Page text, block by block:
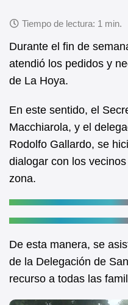
c
e
b
o
o
k
at
s
A
p
Durante el fin de
atendió los pedidos y
de La Hoya.
En este sentido, el
Macchiarola, y el
Rodolfo Gallardo, se
dialogar con los
zona.
De esta manera, se
de la Delegación de
recurso a todas las